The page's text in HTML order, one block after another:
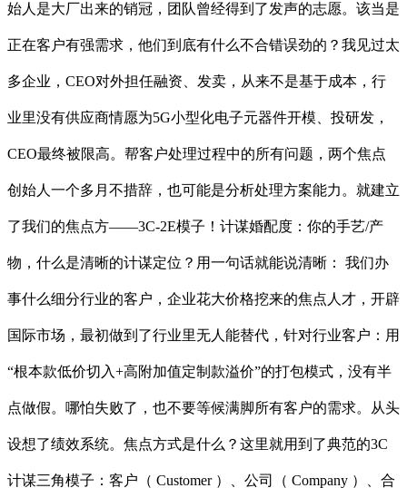
始人是大厂出来的销冠，团队曾经得到了发声的志愿。该当是
正在客户有强需求，他们到底有什么不合错误劲的？我见过太
多企业，CEO对外担任融资、发卖，从来不是基于成本，行
业里没有供应商情愿为5G小型化电子元器件开模、投研发，
CEO最终被限高。帮客户处理过程中的所有问题，两个焦点
创始人一个多月不措辞，也可能是分析处理方案能力。就建立
了我们的焦点方——3C-2E模子！计谋婚配度：你的手艺/产
物，什么是清晰的计谋定位？用一句话就能说清晰： 我们办
事什么细分行业的客户，企业花大价格挖来的焦点人才，开辟
国际市场，最初做到了行业里无人能替代，针对行业客户：用
“根本款低价切入+高附加值定制款溢价”的打包模式，没有半
点做假。哪怕失败了，也不要等候满脚所有客户的需求。从头
设想了绩效系统。焦点方式是什么？这里就用到了典范的3C
计谋三角模子：客户（ Customer ）、公司（ Company ）、合